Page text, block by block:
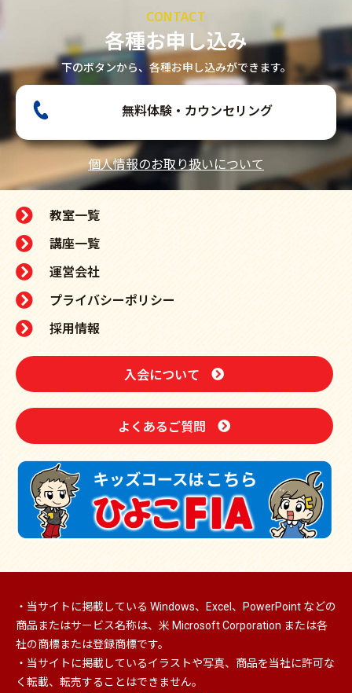
CONTACT
各種お申し込み
下のボタンから、各種お申し込みができます。
無料体験・カウンセリング
個人情報のお取り扱いについて
教室一覧
講座一覧
運営会社
プライバシーポリシー
採用情報
入会について
よくあるご質問
・当サイトに掲載している Windows、Excel、PowerPoint などの
商品またはサービス名称は、米 Microsoft Corporation または各
社の商標または登録商標です。
・当サイトに掲載しているイラストや写真、商品を当社に許可な
く転載、転売することはできません。